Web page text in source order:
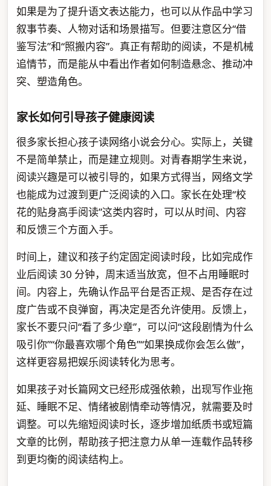
如果是为了提升语文表达能力，也可以从作品中学习
叙事节奏、人物对话和场景描写。但要注意区分“借
鉴写法”和“照搬内容”。真正有帮助的阅读，不是机械
追情节，而是能从中看出作者如何制造悬念、推动冲
突、塑造角色。
家长如何引导孩子健康阅读
很多家长担心孩子读网络小说会分心。实际上，关键
不是简单禁止，而是建立规则。对青春期学生来说，
阅读兴趣是可以被引导的，如果方式得当，网络文学
也能成为过渡到更广泛阅读的入口。家长在处理“校
花的贴身高手阅读”这类内容时，可以从时间、内容
和反馈三个方面入手。
时间上，建议和孩子约定固定阅读时段，比如完成作
业后阅读 30 分钟，周末适当放宽，但不占用睡眠时
间。内容上，先确认作品平台是否正规、是否存在过
度广告或不良弹窗，再决定是否允许使用。反馈上，
家长不要只问“看了多少章”，可以问“这段剧情为什么
吸引你”“你最喜欢哪个角色”“如果换成你会怎么做”，
这样更容易把娱乐阅读转化为思考。
如果孩子对长篇网文已经形成强依赖，出现写作业拖
延、睡眠不足、情绪被剧情牵动等情况，就需要及时
调整。可以先缩短阅读时长，逐步增加纸质书或短篇
文章的比例，帮助孩子把注意力从单一连载作品转移
到更均衡的阅读结构上。